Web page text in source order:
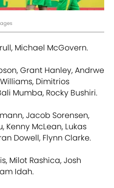
Michael McGovern.
Grant Hanley, Andrwe
Dimitrios
Mumba, Rocky Bushiri.
Jacob Sorensen,
Kenny McLean, Lukas
Dowell, Flynn Clarke.
Milot Rashica, Josh
Idah.